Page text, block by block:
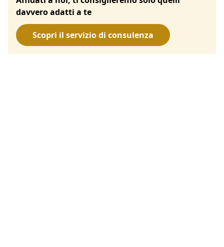
davvero adatti a te
Scopri il servizio di consulenza